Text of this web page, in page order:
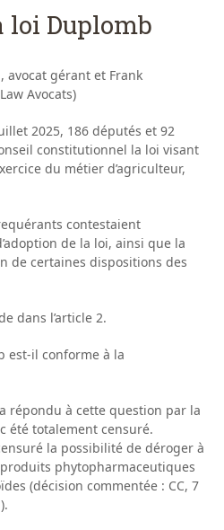
Duplomb
avocat gérant et Frank
Avocats)
2025, 186 députés et 92
constitutionnel la loi visant
du métier d’agriculteur,
contestaient
de la loi, ainsi que la
de certaines dispositions des
dans l’article 2.
est-il conforme à la
répondu à cette question par la
été totalement censuré.
la possibilité de déroger à
phytopharmaceutiques
(décision commentée : CC, 7